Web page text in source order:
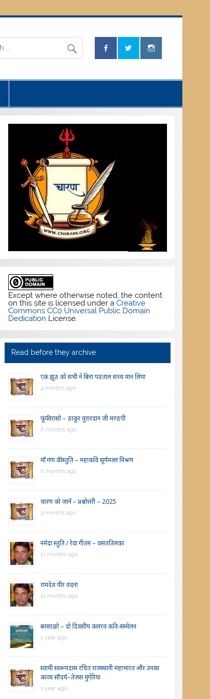
Except where otherwise noted, the content
on this site is licensed under a Creative
Commons CC0 Universal Public Domain
Dedication License.
Read before they archive
एक झूठ को सभी ने बिना पड़ताल सच्च मान लिया
4 months ago
फूंफी रासो – ठाकुर मुरारदान जी मण्डपी
6 months ago
माँ गंगा की स्तुति – महाकवि सूर्यमल्ल मिश्रण
6 months ago
चारण को जानें – प्रश्नोत्तरी – 2025
9 months ago
नर्मदा स्तुति / रेवा गीतम – वसंततिलका
11 months ago
रामदेव पीर वंदना
11 months ago
बरसाळो – दो दिवसीय कलरव कवि-सम्मेलन
1 year ago
स्वामी स्वरूपदास रचित राजस्थानी महाभारत और उनका
काव्य सौंदर्य–तेजस मुंगेरिया
1 year ago